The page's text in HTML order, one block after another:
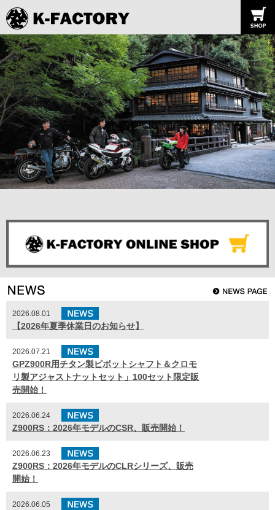
K-FACTORY
2026.08.01
【2026年夏季休業日のお知らせ】
2026.07.21
GPZ900R用チタン製ピボットシャフト＆クロモ
リ製アジャストナットセット」100セット限定販
売開始！
2026.06.24
Z900RS：2026年モデルのCSR、販売開始！
2026.06.23
Z900RS：2026年モデルのCLRシリーズ、販売
開始！
2026.06.05